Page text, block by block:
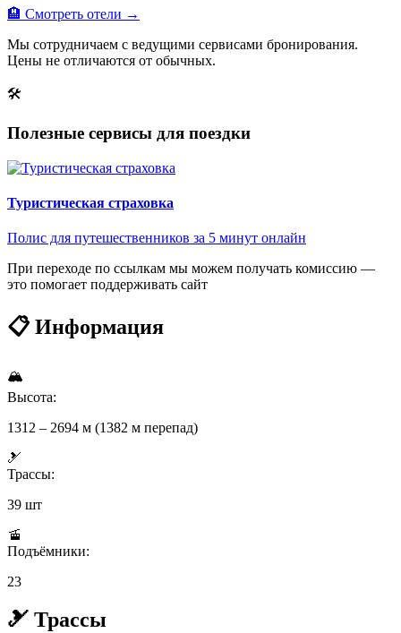
🏨 Смотреть отели →
Мы сотрудничаем с ведущими сервисами бронирования.
Цены не отличаются от обычных.
🛠
Полезные сервисы для поездки
Туристическая страховка
Полис для путешественников за 5 минут онлайн
При переходе по ссылкам мы можем получать комиссию —
это помогает поддерживать сайт
📋 Информация
🏔
Высота:
1312 – 2694 м (1382 м перепад)
🎿
Трассы:
39 шт
🚡
Подъёмники:
23
🎿 Трассы